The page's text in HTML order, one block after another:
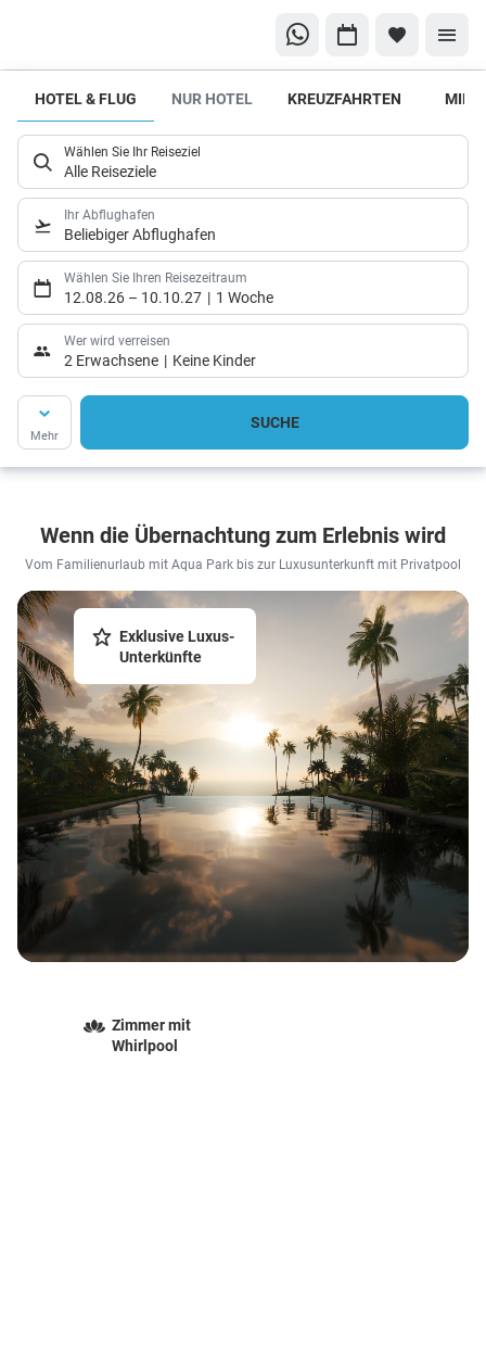
Welche
Unterkunft
ist die
richtige
Wahl?
Hier
kommen
unsere
Hoteltipps
HOTEL & FLUG NUR HOTEL KREUZFAHRTEN
Wählen Sie Ihr Reiseziel
Alle Reiseziele
Ihr Abflughafen
Beliebiger Abflughafen
Wählen Sie Ihren Reisezeitraum
12.08.26 – 10.10.27 1 Woche
Wer wird verreisen
2 Erwachsene Keine Kinder
Mehr
SUCHE
Wenn die Übernachtung zum Erlebnis wird
Vom Familienurlaub mit Aqua Park bis zur Luxusunterkunft mit Privatpool
Exklusive Luxus-
Unterkünfte
Zimmer mit
Whirlpool